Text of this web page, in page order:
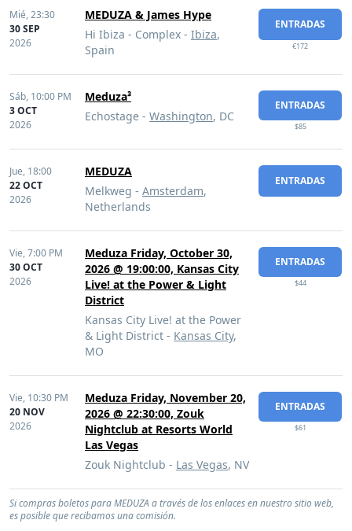
Mié,23:30
30 SEP
2026
MEDUZA & James Hype
Hi Ibiza - Complex - Ibiza,
Spain
ENTRADAS
€172
Sáb, 10:00 PM
3 OCT
2026
Meduza³
Echostage - Washington, DC
ENTRADAS
$85
Jue, 18:00
22 OCT
2026
MEDUZA
Melkweg - Amsterdam,
Netherlands
ENTRADAS
Vie,7:00 PM
30 OCT
2026
Meduza Friday, October 30,
2026 @ 19:00:00, Kansas City
Live! at the Power & Light
District
Kansas City Live! at the Power
& Light District - Kansas City,
MO
ENTRADAS
$44
Vie, 10:30 PM
20 NOV
2026
Meduza Friday, November 20,
2026 @ 22:30:00, Zouk
Nightclub at Resorts World
Las Vegas
Zouk Nightclub - Las Vegas, NV
ENTRADAS
$61
Si compras boletos para MEDUZA a través de los enlaces en nuestro sitio web,
es posible que recibamos una comisión.